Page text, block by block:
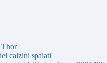
Thor
calzini spaiati